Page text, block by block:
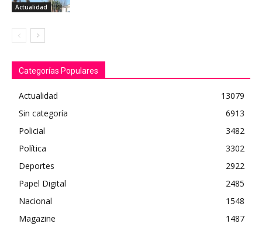
Actualidad
Categorías Populares
Actualidad
13079
Sin categoría
6913
Policial
3482
Política
3302
Deportes
2922
Papel Digital
2485
Nacional
1548
Magazine
1487